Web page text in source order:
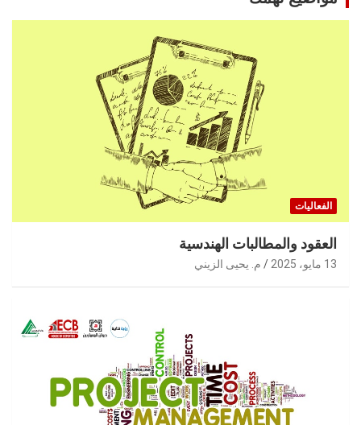
الفعاليات
العقود والمطالبات الهندسية
13 مايو، 2025 م. يحيى الزيني